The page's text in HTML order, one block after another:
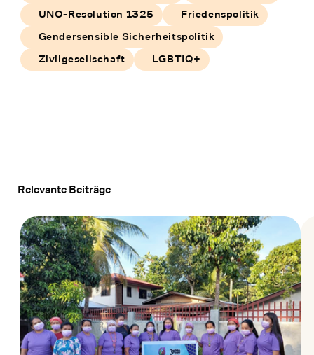
UNO-Resolution 1325
Friedenspolitik
Gendersensible Sicherheitspolitik
Zivilgesellschaft
LGBTIQ+
Relevante Beiträge